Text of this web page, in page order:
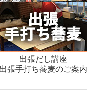
出張だし講座
出張手打ち蕎麦のご案内